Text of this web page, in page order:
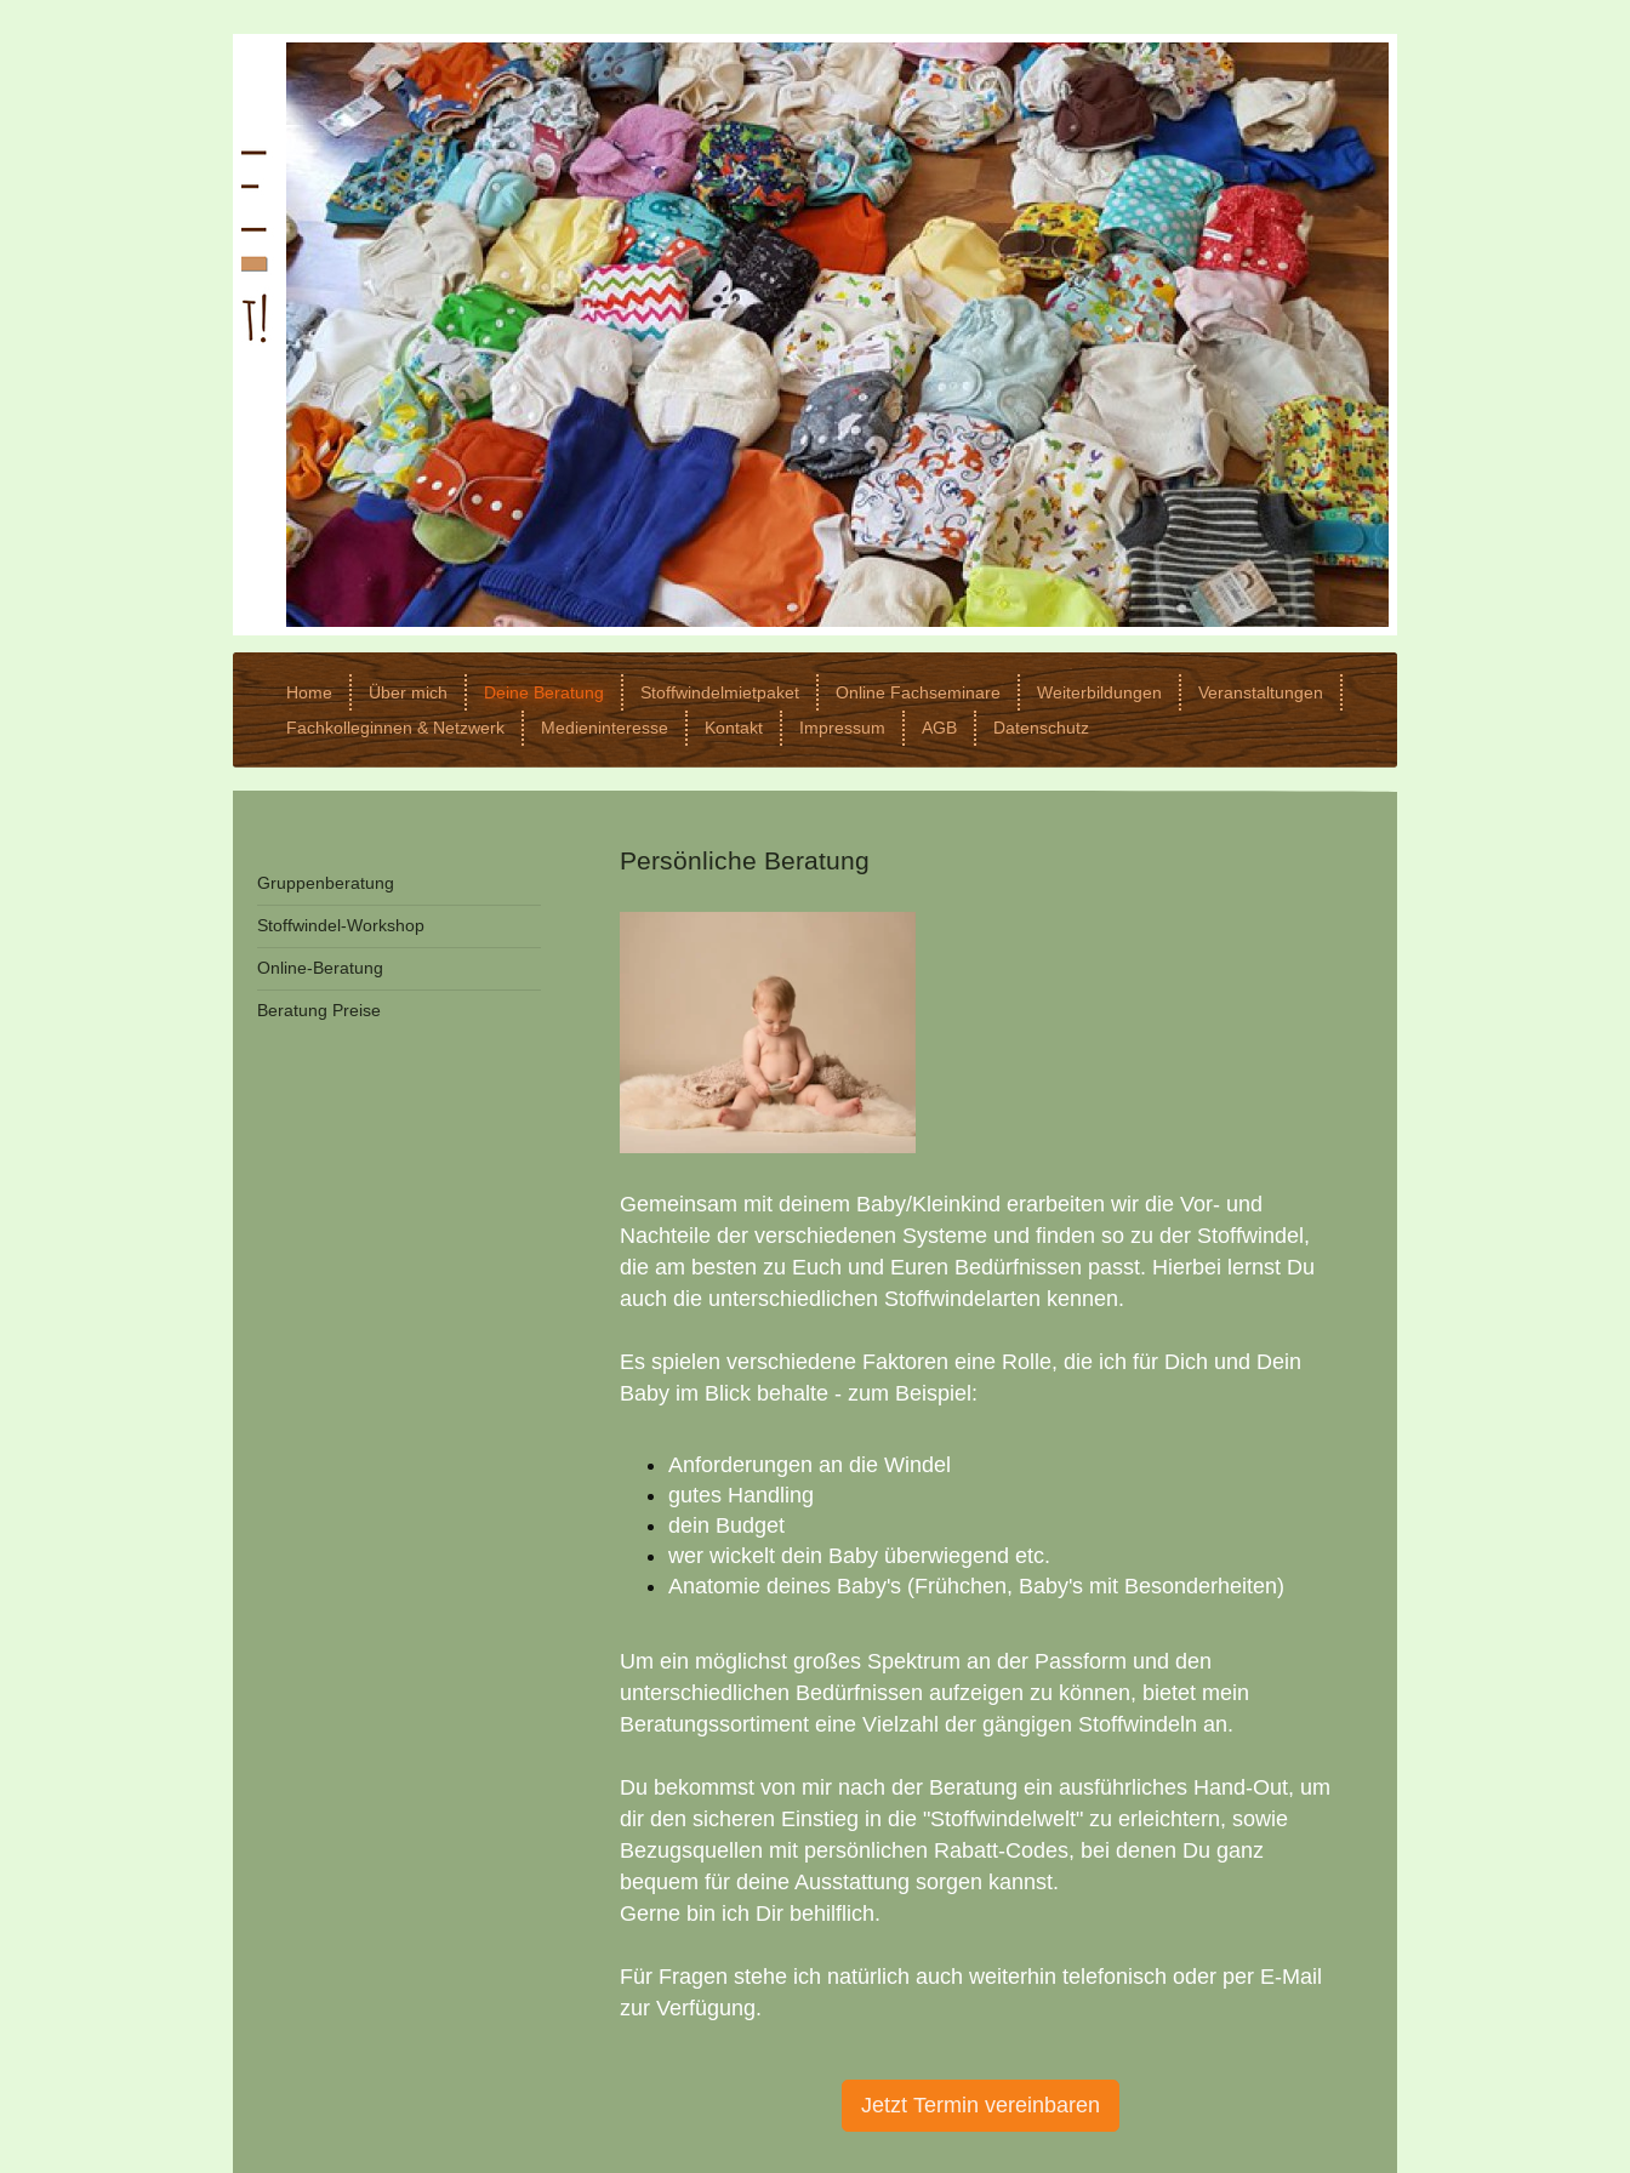
Home Über mich Deine Beratung Stoffwindelmietpaket Online Fachseminare Weiterbildungen
Veranstaltungen
Fachkolleginnen & Netzwerk
Medieninteresse Kontakt Impressum AGB Datenschutz
Persönliche Beratung
Gemeinsam mit deinem Baby/Kleinkind erarbeiten wir die Vor- und
Nachteile der verschiedenen Systeme und finden so zu der Stoffwindel,
die am besten zu Euch und Euren Bedürfnissen passt. Hierbei lernst Du
auch die unterschiedlichen Stoffwindelarten kennen.
Es spielen verschiedene Faktoren eine Rolle, die ich für Dich und Dein
Baby im Blick behalte - zum Beispiel:
Anforderungen an die Windel
gutes Handling
dein Budget
wer wickelt dein Baby überwiegend etc.
Anatomie deines Baby's (Frühchen, Baby's mit Besonderheiten)
Um ein möglichst großes Spektrum an der Passform und den
unterschiedlichen Bedürfnissen aufzeigen zu können, bietet mein
Beratungssortiment eine Vielzahl der gängigen Stoffwindeln an.
Du bekommst von mir nach der Beratung ein ausführliches Hand-Out, um
dir den sicheren Einstieg in die "Stoffwindelwelt" zu erleichtern, sowie
Bezugsquellen mit persönlichen Rabatt-Codes, bei denen Du ganz
bequem für deine Ausstattung sorgen kannst.
Gerne bin ich Dir behilflich.
Für Fragen stehe ich natürlich auch weiterhin telefonisch oder per E-Mail
zur Verfügung.
Jetzt Termin vereinbaren
Gruppenberatung
Stoffwindel-Workshop
Online-Beratung
Beratung Preise